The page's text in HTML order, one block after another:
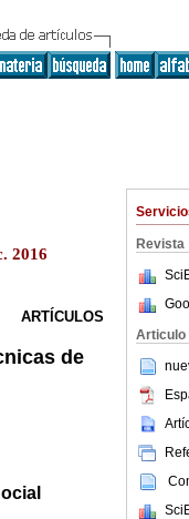
Revista
Articulo
2016
ARTÍCULOS
de